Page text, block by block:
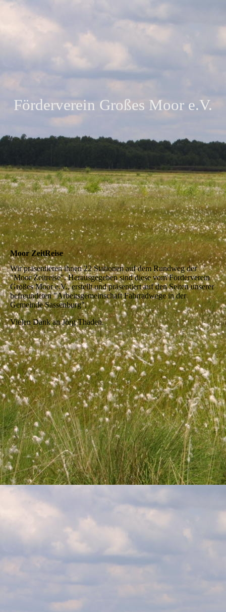
Förderverein Großes Moor e.V.
Moor ZeitReise
Wir präsentieren ihnen 22 Stationen auf dem Rundweg der
"Moor Zeitreise". Herausgegeben sind diese vom Förderverein
Großes Moor e.V., erstellt und präsentiert auf den Seiten unserer
befreundeten "Arbeitsgemeinschaft Fahrradwege in der
Gemeinde Sassenburg".
Vielen Dank an Jörg Thaden.